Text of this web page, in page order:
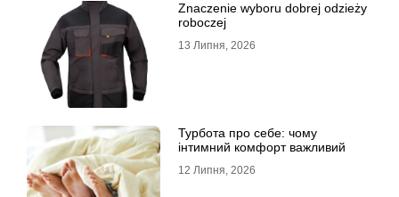
Znaczenie wyboru dobrej odzieży
roboczej
13 Липня, 2026
Турбота про себе: чому
інтимний комфорт важливий
12 Липня, 2026